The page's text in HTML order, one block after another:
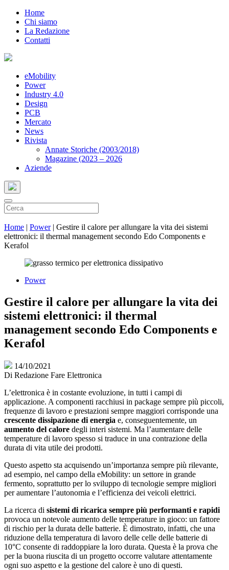
Home
Chi siamo
La Redazione
Contatti
eMobility
Power
Industry 4.0
Design
PCB
Mercato
News
Rivista
Annate Storiche (2003/2018)
Magazine (2023 – 2026
Aziende
Home | Power| Gestire il calore per allungare la vita dei sistemi
elettronici: il thermal management secondo Edo Components e
Kerafol
Power
Gestire il calore per allungare la vita dei
sistemi elettronici: il thermal
management secondo Edo Components e
Kerafol
14/10/2021
Di Redazione Fare Elettronica
L’elettronica è in costante evoluzione, in tutti i campi di
applicazione. A componenti racchiusi in package sempre più piccoli,
frequenze di lavoro e prestazioni sempre maggiori corrisponde una
crescente dissipazione di energia e, conseguentemente, un
aumento del calore degli interi sistemi. Ma l’aumentare delle
temperature di lavoro spesso si traduce in una contrazione della
durata di vita utile dei prodotti.
Questo aspetto sta acquisendo un’importanza sempre più rilevante,
ad esempio, nel campo della eMobility: un settore in grande
fermento, soprattutto per lo sviluppo di tecnologie sempre migliori
per aumentare l’autonomia e l’efficienza dei veicoli elettrici.
La ricerca di sistemi di ricarica sempre più performanti e rapidi
provoca un notevole aumento delle temperature in gioco: un fattore
di rischio per la durata delle batterie. È dimostrato, infatti, che una
riduzione della temperatura di lavoro delle celle delle batterie di
10°C consente di raddoppiare la loro durata. Questa è la prova che
per la buona riuscita di un progetto occorre valutare attentamente
ogni suo aspetto e la gestione del calore è uno di questi.